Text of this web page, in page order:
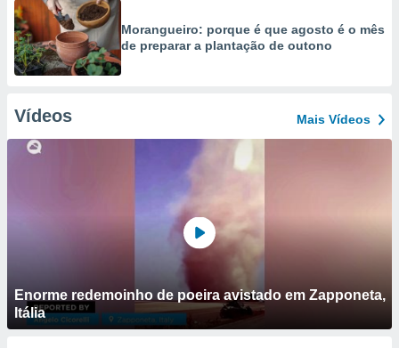
Morangueiro: porque é que agosto é o mês
de preparar a plantação de outono
Vídeos Mais Vídeos
Enorme redemoinho de poeira avistado em Zapponeta,
Itália